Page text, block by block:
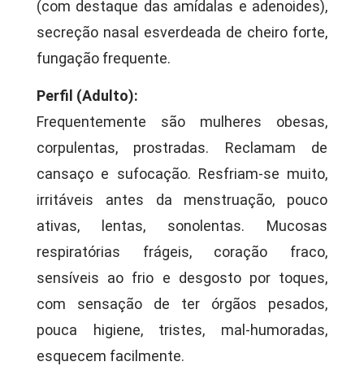
(com destaque das amídalas e adenoides),
secreção nasal esverdeada de cheiro forte,
fungação frequente.
Perfil (Adulto):
Frequentemente são mulheres obesas,
corpulentas, prostradas. Reclamam de
cansaço e sufocação. Resfriam-se muito,
irritáveis antes da menstruação, pouco
ativas, lentas, sonolentas. Mucosas
respiratórias frágeis, coração fraco,
sensíveis ao frio e desgosto por toques,
com sensação de ter órgãos pesados,
pouca higiene, tristes, mal-humoradas,
esquecem facilmente.